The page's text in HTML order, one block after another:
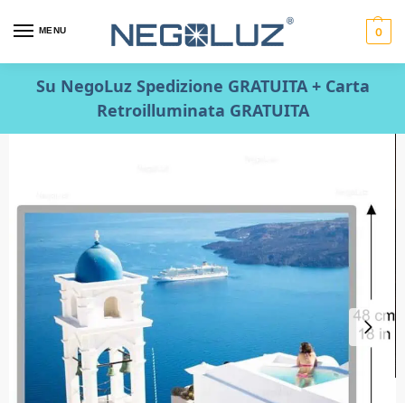
MENU 0
Su NegoLuz Spedizione GRATUITA + Carta
Retroilluminata GRATUITA